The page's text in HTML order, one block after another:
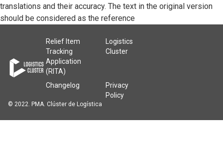
translations and their accuracy. The text in the original version
should be considered as the reference
Relief Item
Tracking
Application
(RITA)
Logistics
Cluster
Changelog
Privacy
Policy
© 2022. PMA. Clúster de Logística